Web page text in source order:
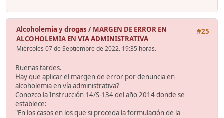
#25
Alcoholemia y drogas / MARGEN DE ERROR EN
ALCOHOLEMIA EN VIA ADMINISTRATIVA
Miércoles 07 de Septiembre de 2022. 19:35 horas.
Buenas tardes.
Hay que aplicar el margen de error por denuncia en
alcoholemia en vía administrativa?
Conozco la Instrucción 14/S-134 del año 2014 donde se
establece:
"En los casos en los que si proceda la formulación de la